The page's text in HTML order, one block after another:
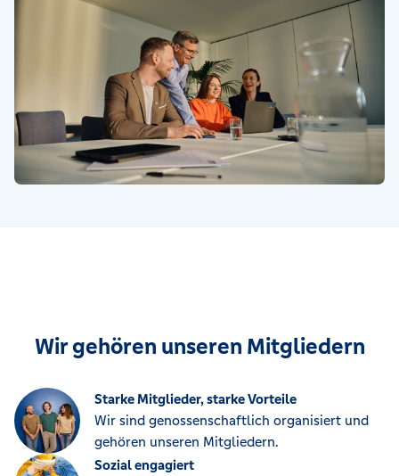
Wir gehören unseren Mitgliedern
Starke Mitglieder, starke Vorteile
Wir sind genossenschaftlich organisiert und
gehören unseren Mitgliedern.
Sozial engagiert